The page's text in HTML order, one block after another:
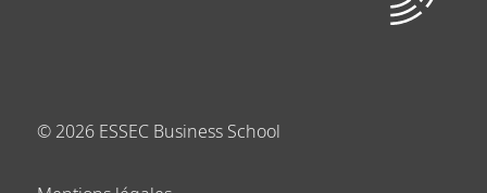
© 2026 ESSEC Business School